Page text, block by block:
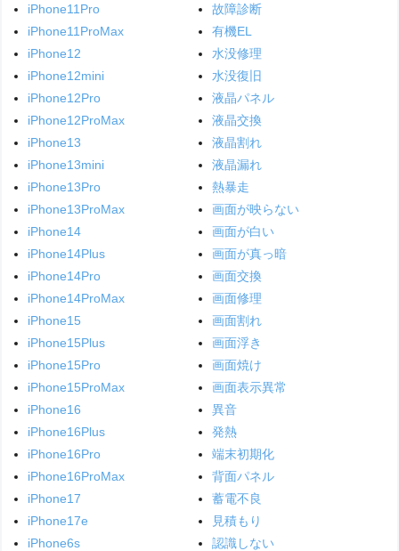
iPhone11Pro
iPhone11ProMax
iPhone12
iPhone12mini
iPhone12Pro
iPhone12ProMax
iPhone13
iPhone13mini
iPhone13Pro
iPhone13ProMax
iPhone14
iPhone14Plus
iPhone14Pro
iPhone14ProMax
iPhone15
iPhone15Plus
iPhone15Pro
iPhone15ProMax
iPhone16
iPhone16Plus
iPhone16Pro
iPhone16ProMax
iPhone17
iPhone17e
iPhone6s
故障診断
有機EL
水没修理
水没復旧
液晶パネル
液晶交換
液晶割れ
液晶漏れ
熱暴走
画面が映らない
画面が白い
画面が真っ暗
画面交換
画面修理
画面割れ
画面浮き
画面焼け
画面表示異常
異音
発熱
端末初期化
背面パネル
蓄電不良
見積もり
認識しない